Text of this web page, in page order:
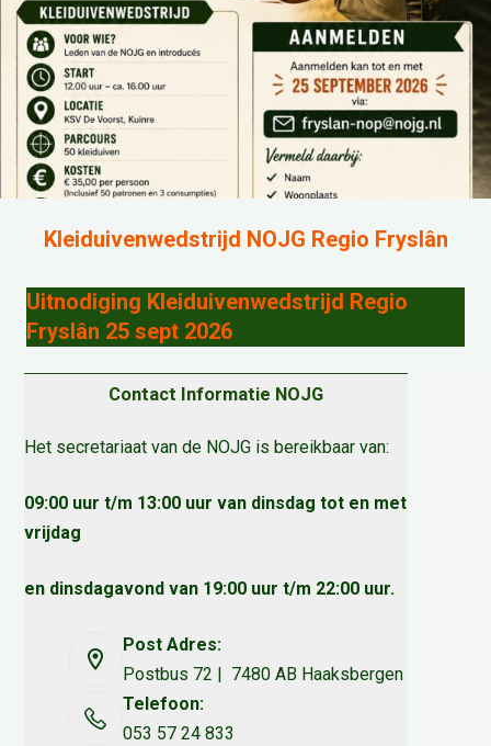
Kleiduivenwedstrijd NOJG Regio Fryslân
Uitnodiging Kleiduivenwedstrijd Regio
Fryslân 25 sept 2026
Contact Informatie NOJG
Het secretariaat van de NOJG is bereikbaar van:
09:00 uur t/m 13:00 uur van dinsdag tot en met
vrijdag
en dinsdagavond van 19:00 uur t/m 22:00 uur.
Post Adres:
Postbus 72 | 7480 AB Haaksbergen
Telefoon:
053 57 24 833